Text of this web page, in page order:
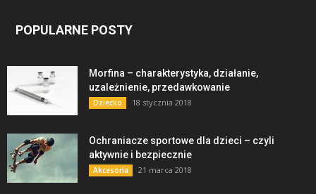
POPULARNE POSTY
Morfina – charakterystyka, działanie,
uzależnienie, przedawkowanie
Dziecko 18 stycznia 2018
Ochraniacze sportowe dla dzieci – czyli
aktywnie i bezpiecznie
Akcesoria 21 marca 2018